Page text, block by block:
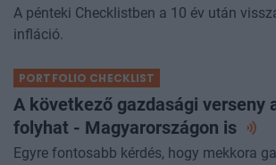
A pénteki Checklistben a 10 év után
infláció.
PORTFOLIO CHECKLIST
A következő gazdasági verseny
folyhat - Magyarországon is
Egyre fontosabb kérdés, hogy mekkora